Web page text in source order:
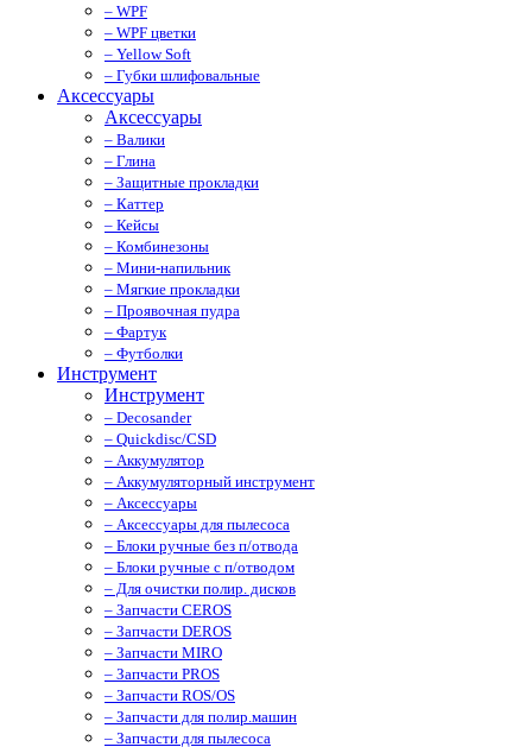
– WPF
– WPF цветки
– Yellow Soft
– Губки шлифовальные
Аксессуары
Аксессуары
– Валики
– Глина
– Защитные прокладки
– Каттер
– Кейсы
– Комбинезоны
– Мини-напильник
– Мягкие прокладки
– Проявочная пудра
– Фартук
– Футболки
Инструмент
Инструмент
– Decosander
– Quickdisc/CSD
– Аккумулятор
– Аккумуляторный инструмент
– Аксессуары
– Аксессуары для пылесоса
– Блоки ручные без п/отвода
– Блоки ручные с п/отводом
– Для очистки полир. дисков
– Запчасти CEROS
– Запчасти DEROS
– Запчасти MIRO
– Запчасти PROS
– Запчасти ROS/OS
– Запчасти для полир.машин
– Запчасти для пылесоса